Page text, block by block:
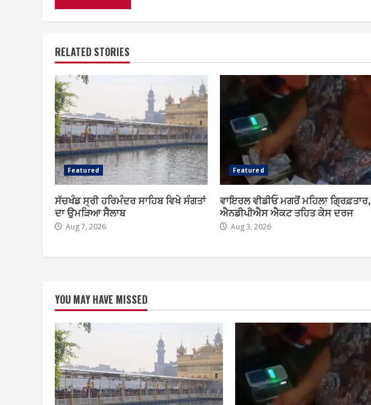
RELATED STORIES
Featured
ਸੱਚਖੰਡ ਸ੍ਰੀ ਹਰਿਮੰਦਰ ਸਾਹਿਬ ਵਿਖੇ ਸੰਗਤਾਂ
ਦਾ ਉਮੜਿਆ ਸੈਲਾਬ
Aug 7, 2026
Featured
ਵਾਇਰਲ ਵੀਡੀਓ ਮਗਰੋਂ ਮਹਿਲਾ ਗ੍ਰਿਫ਼ਤਾਰ,
ਐਨਡੀਪੀਐਸ ਐਕਟ ਤਹਿਤ ਕੇਸ ਦਰਜ
Aug 3, 2026
YOU MAY HAVE MISSED